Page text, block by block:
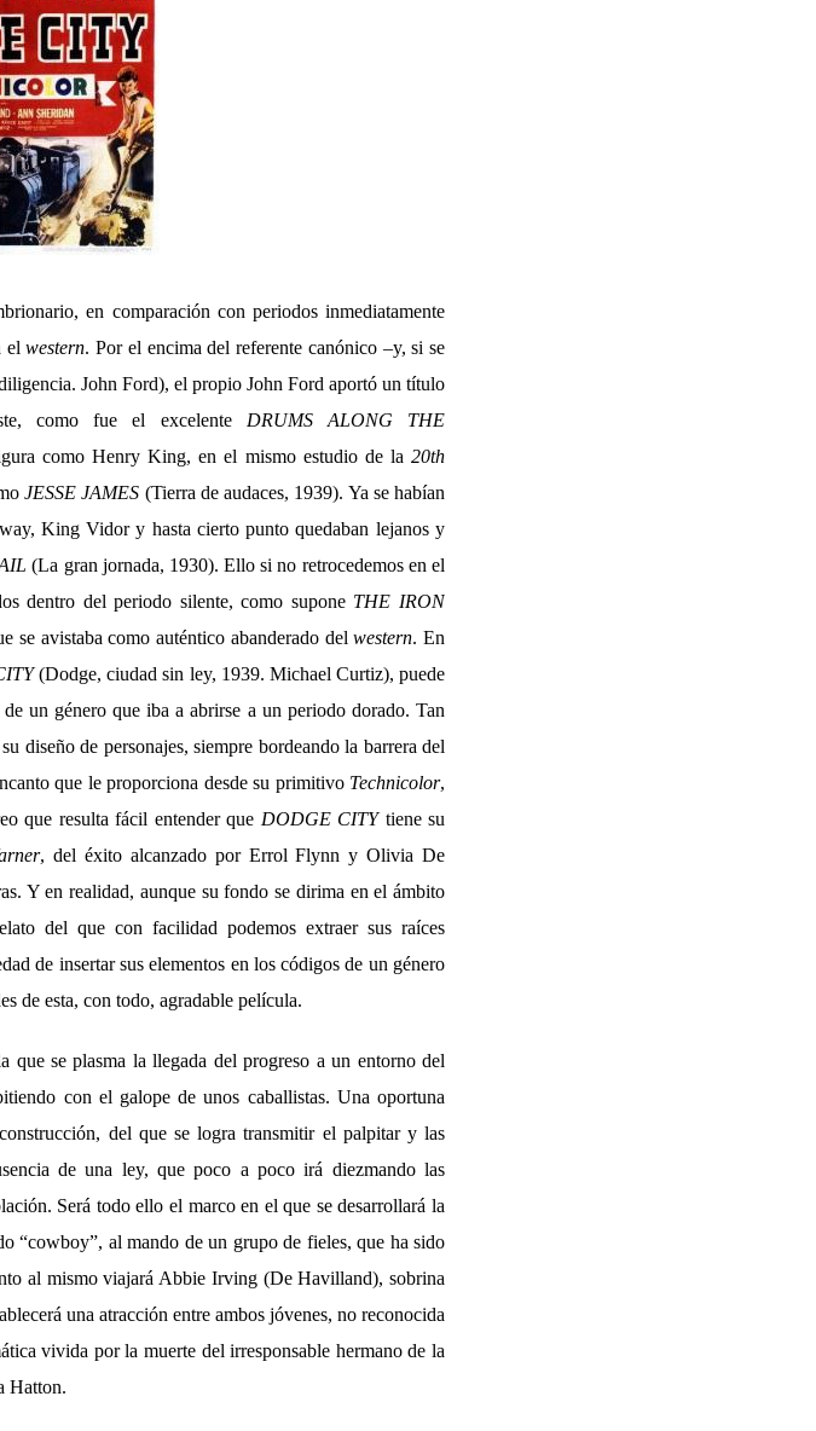
en comparación con periodos inmediatamente
elwestern. Por el encima del referente canónico –y, si se
John Ford), el propio John Ford aportó un título
como fue el excelente DRUMS ALONG THE
como Henry King, en el mismo estudio de la 20th
JESSE JAMES (Tierra de audaces, 1939). Ya se habían
King Vidor y hasta cierto punto quedaban lejanos y
(La gran jornada, 1930). Ello si no retrocedemos en el
dentro del periodo silente, como supone THE IRON
se avistaba como auténtico abanderado delwestern. En
(Dodge, ciudad sin ley, 1939. Michael Curtiz), puede
un género que iba a abrirse a un periodo dorado. Tan
diseño de personajes, siempre bordeando la barrera del
que le proporciona desde su primitivo Technicolor,
que resulta fácil entender que DODGE CITY tiene su
, del éxito alcanzado por Errol Flynn y Olivia De
Y en realidad, aunque su fondo se dirima en el ámbito
del que con facilidad podemos extraer sus raíces
de insertar sus elementos en los códigos de un género
de esta, con todo, agradable película.
que se plasma la llegada del progreso a un entorno del
con el galope de unos caballistas. Una oportuna
del que se logra transmitir el palpitar y las
de una ley, que poco a poco irá diezmando las
Será todo ello el marco en el que se desarrollará la
“cowboy”, al mando de un grupo de fieles, que ha sido
al mismo viajará Abbie Irving (De Havilland), sobrina
una atracción entre ambos jóvenes, no reconocida
vivida por la muerte del irresponsable hermano de la
Hatton.